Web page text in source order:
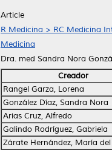
Article
R Medicina > RC Medicina
Medicina
Dra. med Sandra Nora
Creador
Rangel Garza, Lorena
González Díaz, Sandra Nora
Arias Cruz, Alfredo
Galindo Rodríguez, Gabriela
Zárate Hernández, María